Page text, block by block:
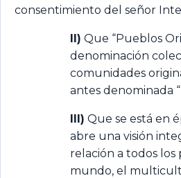
consentimiento del señor
II) Que “Pueblos
denominación
comunidades
antes denominada
III) Que se está en
abre una visión
relación a todos los
mundo, el